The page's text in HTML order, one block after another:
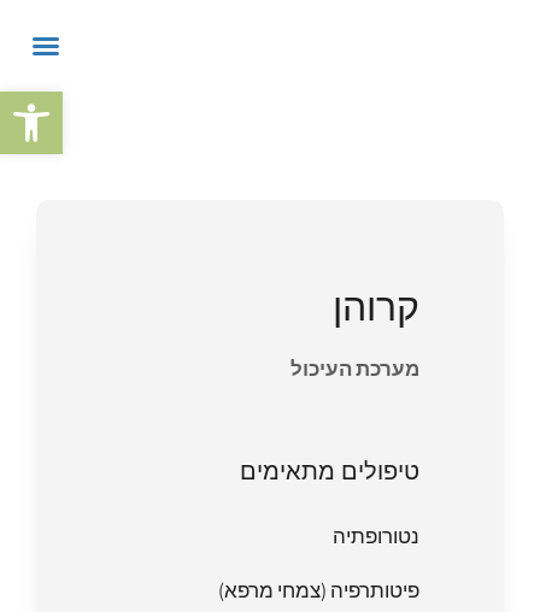
קרוהן
מערכת העיכול
טיפולים מתאימים
נטורופתיה
פיטותרפיה (צמחי מרפא)